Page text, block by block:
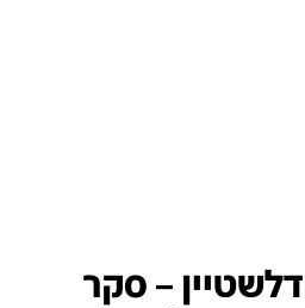
– סקר